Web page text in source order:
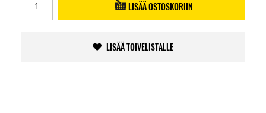
LISÄÄ OSTOSKORIIN
LISÄÄ TOIVELISTALLE